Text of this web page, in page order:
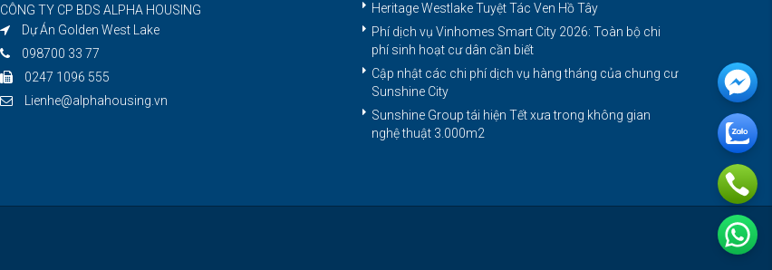
CÔNG TY CP BDS ALPHA HOUSING
Dự Án Golden West Lake
098700 33 77
0247 1096 555
Lienhe@alphahousing.vn
Heritage Westlake Tuyệt Tác Ven Hồ Tây
Phí dịch vụ Vinhomes Smart City 2026: Toàn bộ chi
phí sinh hoạt cư dân cần biết
Cập nhật các chi phí dịch vụ hàng tháng của chung cư
Sunshine City
Sunshine Group tái hiện Tết xưa trong không gian
nghệ thuật 3.000m2